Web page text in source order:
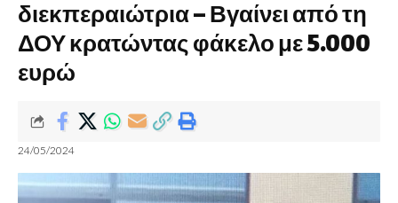
διεκπεραιώτρια – Βγαίνει από τη
ΔΟΥ κρατώντας φάκελο με 5.000
ευρώ
24/05/2024